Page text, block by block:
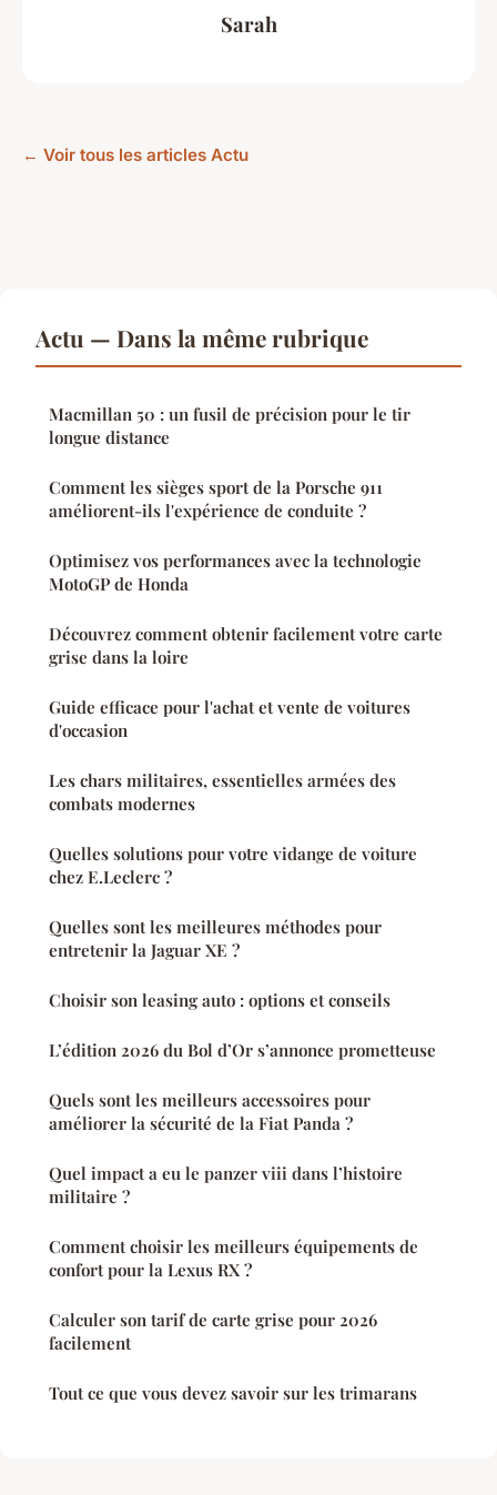
Sarah
← Voir tous les articles Actu
Actu — Dans la même rubrique
Macmillan 50 : un fusil de précision pour le tir
longue distance
Comment les sièges sport de la Porsche 911
améliorent-ils l'expérience de conduite ?
Optimisez vos performances avec la technologie
MotoGP de Honda
Découvrez comment obtenir facilement votre carte
grise dans la loire
Guide efficace pour l'achat et vente de voitures
d'occasion
Les chars militaires, essentielles armées des
combats modernes
Quelles solutions pour votre vidange de voiture
chez E.Leclerc ?
Quelles sont les meilleures méthodes pour
entretenir la Jaguar XE ?
Choisir son leasing auto : options et conseils
L’édition 2026 du Bol d’Or s’annonce prometteuse
Quels sont les meilleurs accessoires pour
améliorer la sécurité de la Fiat Panda ?
Quel impact a eu le panzer viii dans l’histoire
militaire ?
Comment choisir les meilleurs équipements de
confort pour la Lexus RX ?
Calculer son tarif de carte grise pour 2026
facilement
Tout ce que vous devez savoir sur les trimarans